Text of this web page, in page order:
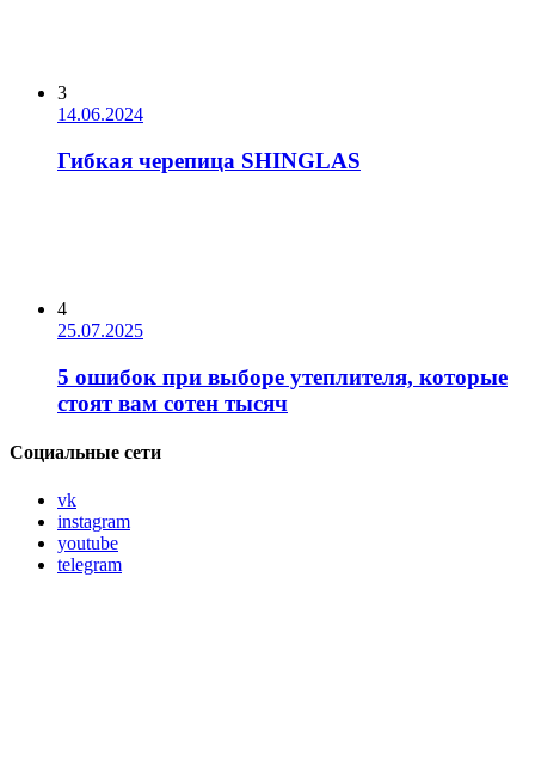
3
14.06.2024
Гибкая черепица SHINGLAS
4
25.07.2025
5 ошибок при выборе утеплителя, которые
стоят вам сотен тысяч
Социальные сети
vk
instagram
youtube
telegram